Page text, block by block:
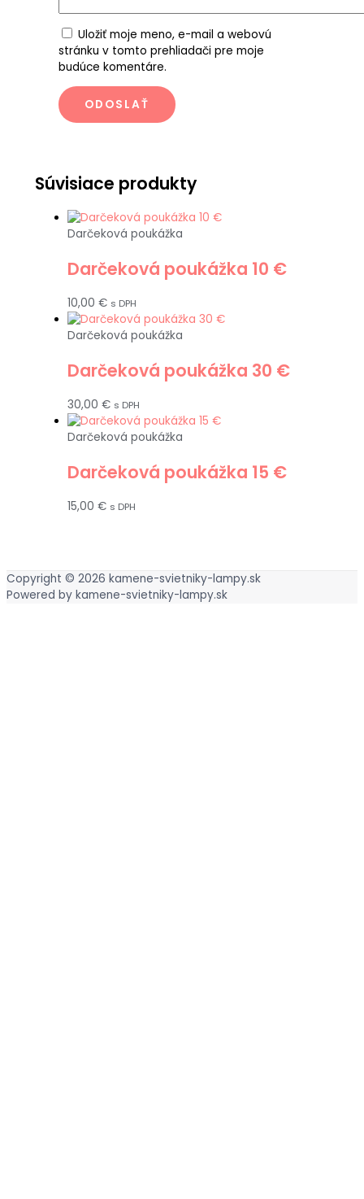
Uložiť moje meno, e-mail a webovú
stránku v tomto prehliadači pre moje
budúce komentáre.
Súvisiace produkty
Darčeková poukážka
Darčeková poukážka 10 €
10,00 € s DPH
Darčeková poukážka
Darčeková poukážka 30 €
30,00 € s DPH
Darčeková poukážka
Darčeková poukážka 15 €
15,00 € s DPH
Copyright © 2026 kamene-svietniky-lampy.sk
Powered by kamene-svietniky-lampy.sk